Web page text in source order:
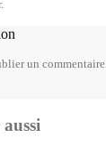
un commentaire.